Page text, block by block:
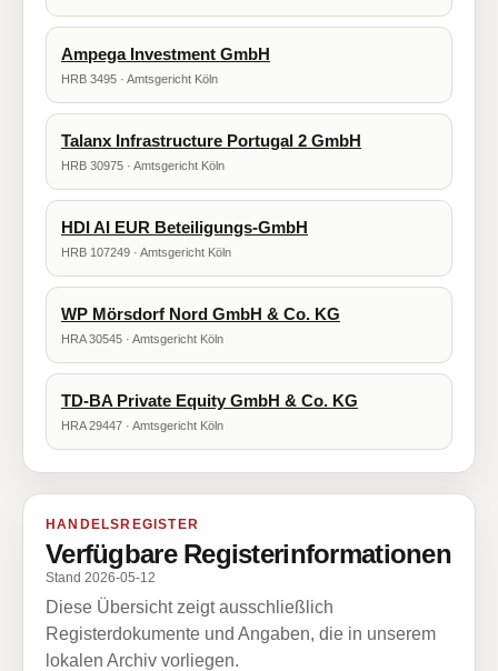
Ampega Investment GmbH
HRB 3495 · Amtsgericht Köln
Talanx Infrastructure Portugal 2 GmbH
HRB 30975 · Amtsgericht Köln
HDI AI EUR Beteiligungs-GmbH
HRB 107249 · Amtsgericht Köln
WP Mörsdorf Nord GmbH & Co. KG
HRA 30545 · Amtsgericht Köln
TD-BA Private Equity GmbH & Co. KG
HRA 29447 · Amtsgericht Köln
HANDELSREGISTER
Verfügbare Registerinformationen
Stand 2026-05-12
Diese Übersicht zeigt ausschließlich
Registerdokumente und Angaben, die in unserem
lokalen Archiv vorliegen.